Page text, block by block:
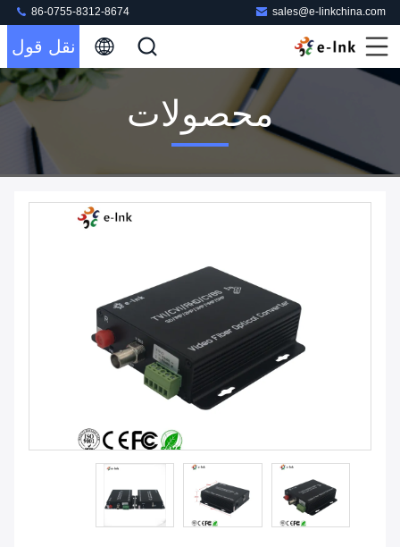
sales@e-linkchina.com
86-0755-8312-8674
نقل قول
محصولات